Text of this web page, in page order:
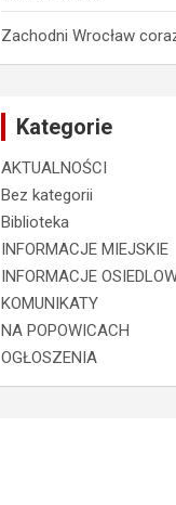
Zachodni Wrocław
Kategorie
AKTUALNOŚCI
Bez kategorii
Biblioteka
INFORMACJE MIEJSKIE
INFORMACJE
KOMUNIKATY
NA POPOWICACH
OGŁOSZENIA